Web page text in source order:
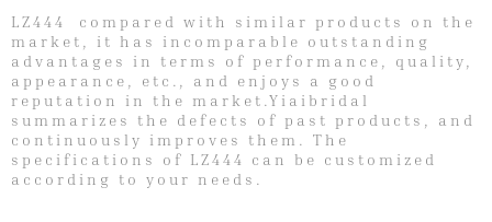
LZ444 compared with similar products on the
market, it has incomparable outstanding
advantages in terms of performance, quality,
appearance, etc., and enjoys a good
reputation in the market.Yiaibridal
summarizes the defects of past products, and
continuously improves them. The
specifications of LZ444 can be customized
according to your needs.